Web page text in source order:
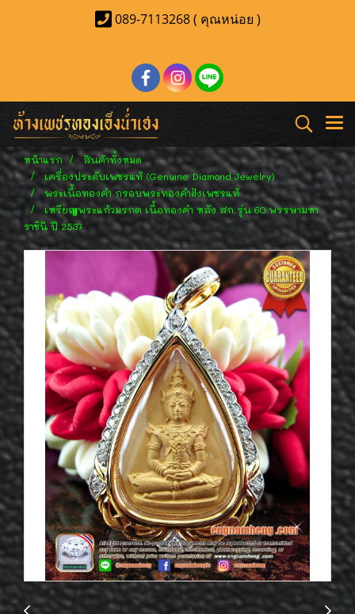
089-7113268 ( คุณหน่อย )
หน้าแรก
สินค้าทั้งหมด
เครื่องประดับเพชรแท้ (Genuine Diamond Jewelry)
พระเนื้อทองคำ กรอบพระทองคำฝังเพชรแท้
เหรียญพระแก้วมรกต เนื้อทองคำ หลัง สก.รุ่น 60 พรรษามหา
ราชินี ปี 2537